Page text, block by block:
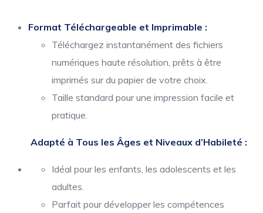
Format Téléchargeable et Imprimable :
Téléchargez instantanément des fichiers
numériques haute résolution, prêts à être
imprimés sur du papier de votre choix.
Taille standard pour une impression facile et
pratique.
Adapté à Tous les Âges et Niveaux d’Habileté :
Idéal pour les enfants, les adolescents et les
adultes.
Parfait pour développer les compétences